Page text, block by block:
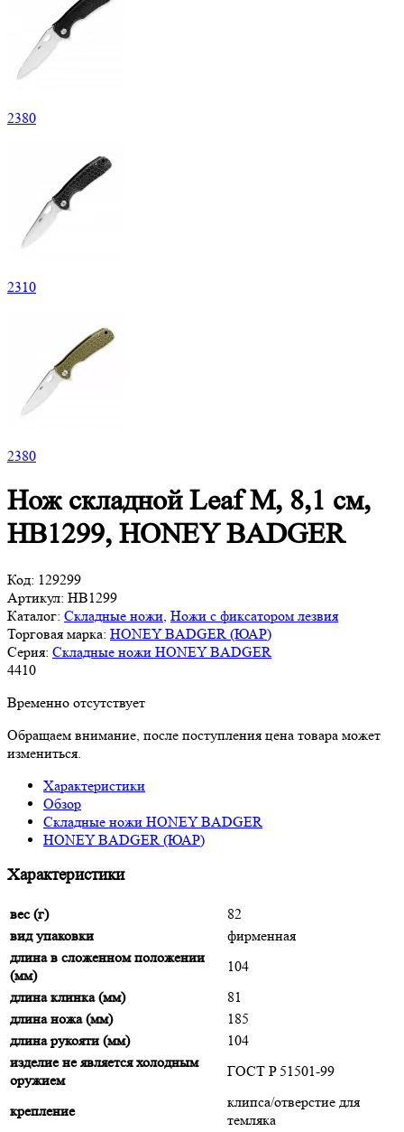
2380
2310
2380
Нож складной Leaf M, 8,1 см,
HB1299, HONEY BADGER
Код: 129299
Артикул: HB1299
Каталог: Складные ножи Ножи с фиксатором лезвия
Торговая марка: HONEY BADGER (ЮАР)
Серия: Складные ножи HONEY BADGER
4410
Временно отсутствует
Обращаем внимание, после поступления цена товара может
измениться.
Характеристики
Обзор
Складные ножи HONEY BADGER
HONEY BADGER (ЮАР)
Характеристики
вес (г)
82
вид упаковки
фирменная
длина в сложенном положении
(мм)
104
длина клинка (мм)
81
длина ножа (мм)
185
длина рукояти (мм)
104
изделие не является холодным
оружием
ГОСТ P 51501-99
крепление
клипса/отверстие для
темляка